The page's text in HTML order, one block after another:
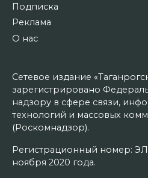
Подписка
Реклама
О нас
Сетевое издание
зарегистрировано
надзору в сфере связи,
технологий и массовых
(Роскомнадзор).
Регистрационный номер:
ноября 2020 года.